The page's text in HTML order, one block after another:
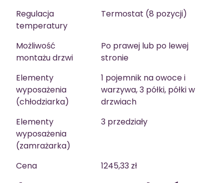
Regulacja
temperatury
Termostat (8 pozycji)
Możliwość
montażu drzwi
Po prawej lub po lewej
stronie
Elementy
wyposażenia
(chłodziarka)
1 pojemnik na owoce i
warzywa, 3 półki, półki w
drzwiach
Elementy
wyposażenia
(zamrażarka)
3 przedziały
Cena 1245,33 zł